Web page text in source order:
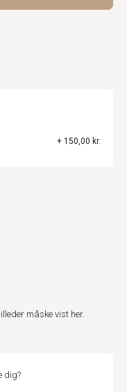
+ 150,00 kr.
måske vist her.
dig?